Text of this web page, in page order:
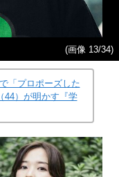
(画像 13/34)
「プロポーズした
）が明かす『学